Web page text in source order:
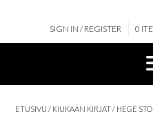
SIGN IN / REGISTER 0
ETUSIVU / KIUKAAN KIRJAT/ HEGE